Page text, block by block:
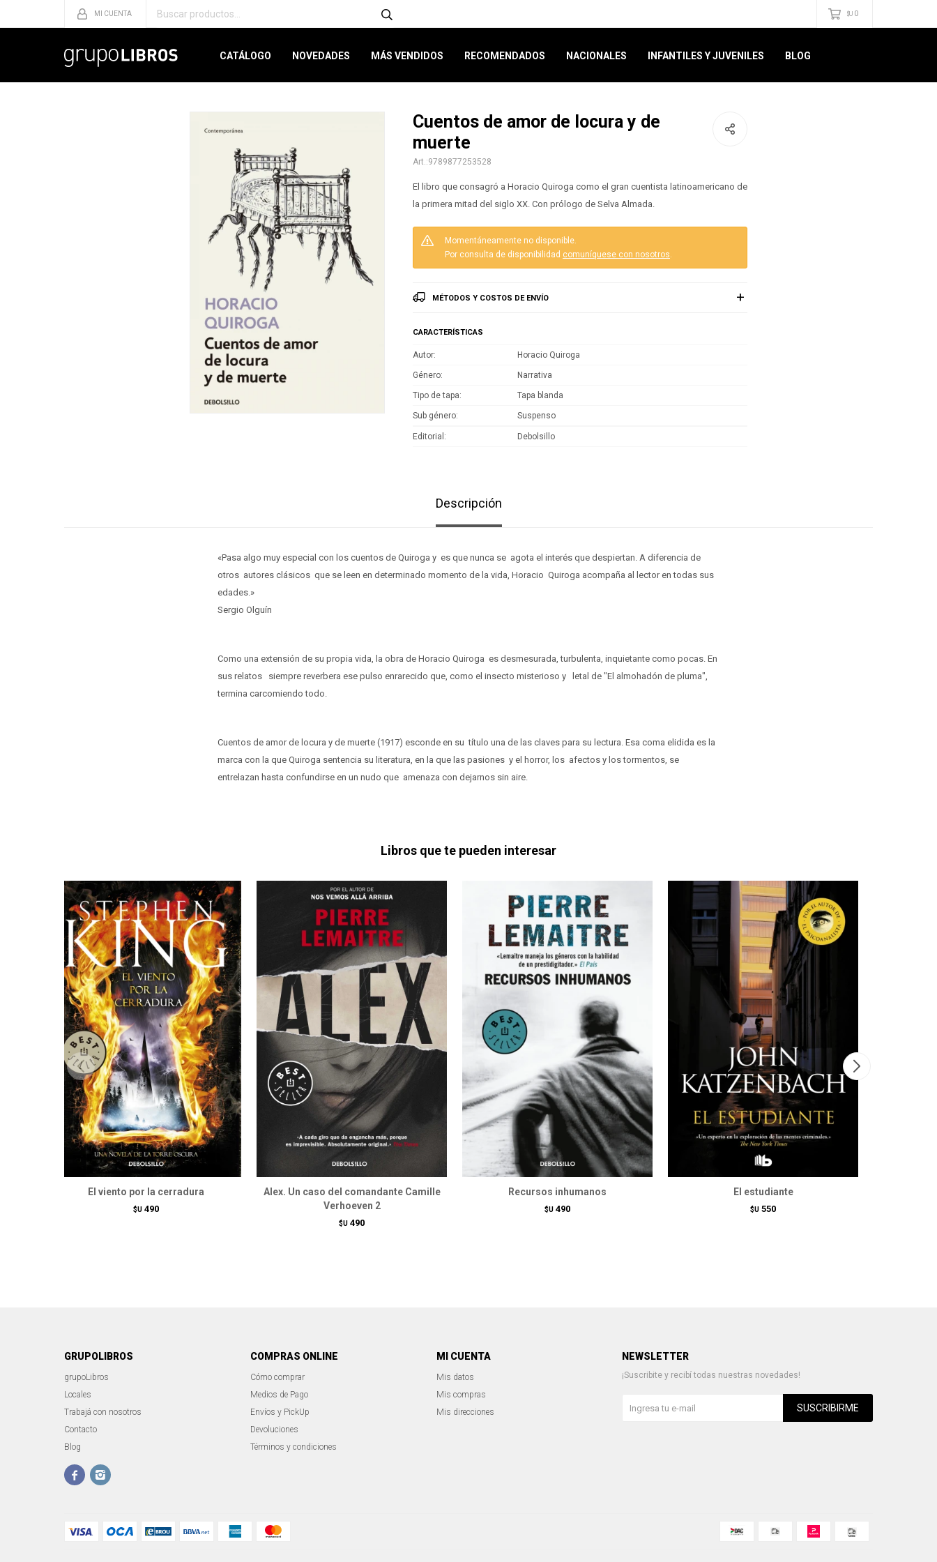
CATÁLOGO NOVEDADES MÁS VENDIDOS RECOMENDADOS NACIONALES INFANTILES Y JUVENILES BLOG
$U 0
Cuentos de amor de locura y de
muerte
9789877253528
El libro que consagró a Horacio Quiroga como el gran cuentista latinoamericano de
la primera mitad del siglo XX. Con prólogo de Selva Almada.
Momentáneamente no disponible.
Por consulta de disponibilidad comuníquese con nosotros.
MÉTODOS Y COSTOS DE ENVÍO
CARACTERÍSTICAS
Autor Horacio Quiroga
Género Narrativa
Tipo de tapa Tapa blanda
Sub género Suspenso
Editorial Debolsillo
Descripción
«Pasa algo muy especial con los cuentos de Quiroga y es que nunca se agota el interés que despiertan. A diferencia de
otros autores clásicos que se leen en determinado momento de la vida, Horacio Quiroga acompaña al lector en todas sus
edades.»
Sergio Olguín
Como una extensión de su propia vida, la obra de Horacio Quiroga es desmesurada, turbulenta, inquietante como pocas. En
sus relatos siempre reverbera ese pulso enrarecido que, como el insecto misterioso y letal de "El almohadón de pluma",
termina carcomiendo todo.
Cuentos de amor de locura y de muerte (1917) esconde en su título una de las claves para su lectura. Esa coma elidida es la
marca con la que Quiroga sentencia su literatura, en la que las pasiones y el horror, los afectos y los tormentos, se
entrelazan hasta confundirse en un nudo que amenaza con dejarnos sin aire.
Libros que te pueden interesar
El viento por la cerradura
$U 490
Alex. Un caso del comandante Camille
Verhoeven 2
$U 490
Recursos inhumanos
$U 490
El estudiante
$U 550
GRUPOLIBROS
grupoLibros
Locales
Trabajá con nosotros
Contacto
Blog
 
COMPRAS ONLINE
Cómo comprar
Medios de Pago
Envíos y PickUp
Devoluciones
Términos y condiciones
MI CUENTA
Mis datos
Mis compras
Mis direcciones
NEWSLETTER
¡Suscribite y recibí todas nuestras novedades!
SUSCRIBIRME